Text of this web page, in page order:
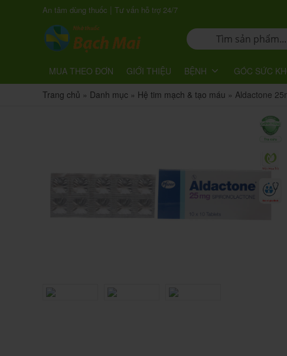
An tâm dùng thuốc | Tư vấn hỗ trợ 24/7
MUA THEO ĐƠN GIỚI THIỆU BỆNH GÓC SỨC
Trang chủ » Danh mục » Hệ tim mạch & tạo máu » Aldactone